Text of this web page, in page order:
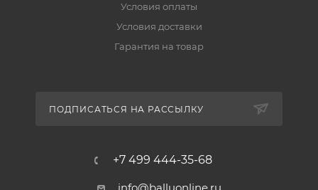
Условия оплаты
Условия доставки
Гарантия на товар
ПОДПИСАТЬСЯ НА РАССЫЛКУ
+7 499 444-35-68